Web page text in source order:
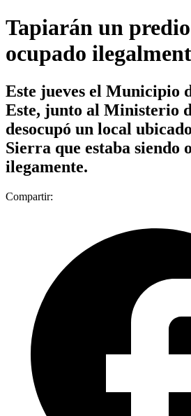
Tapiarán un
ocupado
Este jueves el Municipio
Este, junto al Ministerio
desocupó un local
Sierra que estaba siendo
ilegamente.
Compartir: